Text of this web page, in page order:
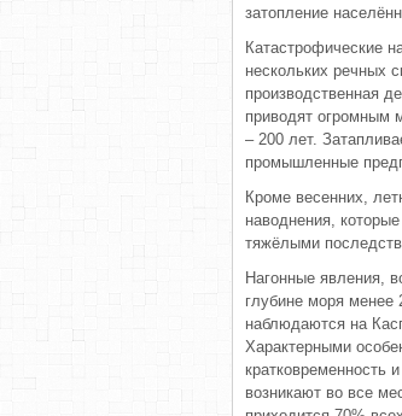
затопление
Катастрофические
нескольких речных
производственная
приводят огромным
– 200 лет.
промышленные
Кроме весенних,
наводнения,
тяжёлыми
Нагонные явления,
глубине моря менее
наблюдаются на
Характерными
кратковременность
возникают во все